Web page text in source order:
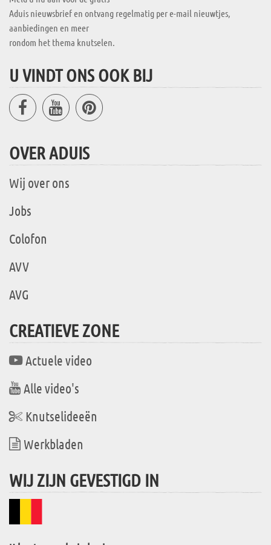
Aduis nieuwsbrief en ontvang regelmatig per e-mail nieuwtjes,
aanbiedingen en meer
rondom het thema knutselen.
U VINDT ONS OOK BIJ
OVER ADUIS
Wij over ons
Jobs
Colofon
AVV
AVG
CREATIEVE ZONE
Actuele video
Alle video's
Knutselideeën
Werkbladen
WIJ ZIJN GEVESTIGD IN